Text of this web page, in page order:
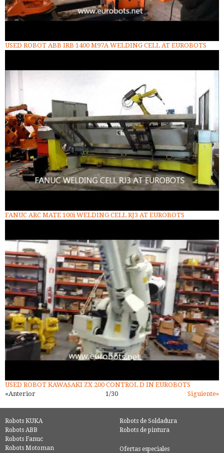
USED ROBOT ABB IRB 1400 M97A WELDING CELL AT EUROBOTS
FANUC ARC MATE 100i WELDING CELL RJ3 AT EUROBOTS
USED ROBOT KAWASAKI ZX 200 CONTROL D IN EUROBOTS
«Anterior
Siguiente»
1/30
Robots KUKA
Robots ABB
Robots Fanuc
Robots Motoman
Robots de Soldadura
Robots de pintura
Ofertas especiales